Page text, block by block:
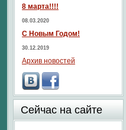
8 марта!!!!
08.03.2020
С Новым Годом!
30.12.2019
Архив новостей
Сейчас на сайте